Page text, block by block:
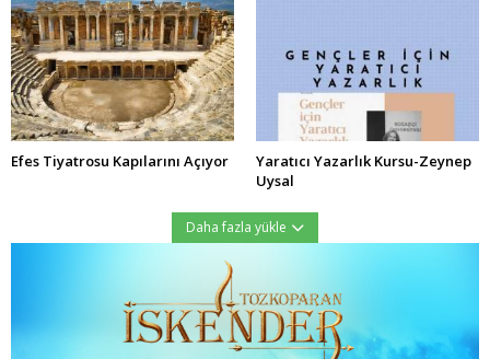
Efes Tiyatrosu Kapılarını Açıyor
Yaratıcı Yazarlık Kursu-Zeynep
Uysal
Daha fazla yükle